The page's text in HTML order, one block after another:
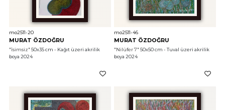
mo2511-20
MURAT ÖZDOĞRU
"İsimsiz" 50x35 cm - Kağıt üzeri akrilik
boya 2024
mo2511-46
MURAT ÖZDOĞRU
"Nilüfer 7" 50x50 cm - Tuval üzeri akrilik
boya 2024